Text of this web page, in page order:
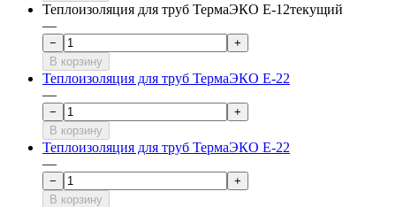
Теплоизоляция для труб ТермаЭКО Е-12текущий
—
−
+
В корзину
Теплоизоляция для труб ТермаЭКО E-22
—
−
+
В корзину
Теплоизоляция для труб ТермаЭКО E-22
—
−
+
В корзину